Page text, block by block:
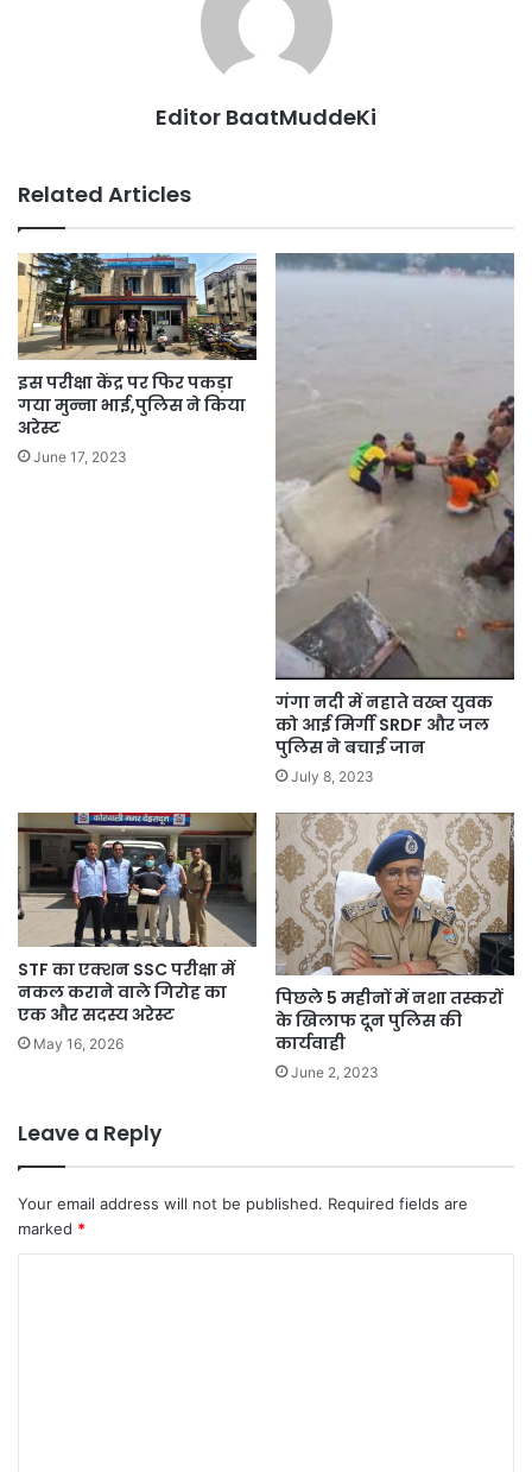
Editor BaatMuddeKi
Related Articles
इस परीक्षा केंद्र पर फिर पकड़ा
गया मुन्ना भाई,पुलिस ने किया
अरेस्ट
June 17, 2023
गंगा नदी में नहाते वख्त युवक
को आई मिर्गी SRDF और जल
पुलिस ने बचाई जान
July 8, 2023
STF का एक्शन SSC परीक्षा में
नकल कराने वाले गिरोह का
एक और सदस्य अरेस्ट
May 16, 2026
पिछले 5 महीनों में नशा तस्करों
के खिलाफ दून पुलिस की
कार्यवाही
June 2, 2023
Leave a Reply
Your email address will not be published. Required fields are
marked *